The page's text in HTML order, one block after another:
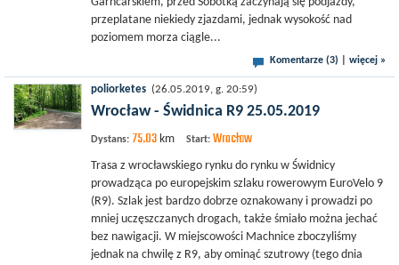
przeplatane niekiedy zjazdami, jednak wysokość nad
poziomem morza ciągle...
Komentarze (3) więcej »
poliorketes (26.05.2019, g. 20:59)
Wrocław - Świdnica R9 25.05.2019
Dystans: 75.03 km Start: Wrocław
Trasa z wrocławskiego rynku do rynku w Świdnicy
prowadząca po europejskim szlaku rowerowym EuroVelo 9
(R9). Szlak jest bardzo dobrze oznakowany i prowadzi po
mniej uczęszczanych drogach, także śmiało można jechać
bez nawigacji. W miejscowości Machnice zboczyliśmy
jednak na chwilę z R9, aby ominąć szutrowy (tego dnia